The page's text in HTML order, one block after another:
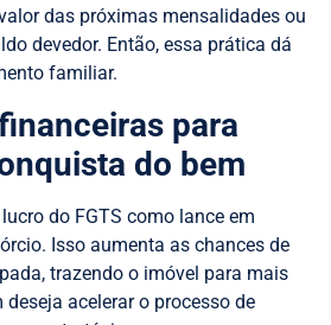
das próximas mensalidades ou
devedor. Então, essa prática dá
familiar.
para
do bem
do FGTS como lance em
Isso aumenta as chances de
trazendo o imóvel para mais
deseja acelerar o processo de